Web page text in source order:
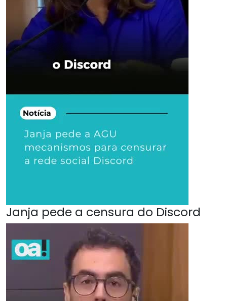
Janja pede a censura do Discord